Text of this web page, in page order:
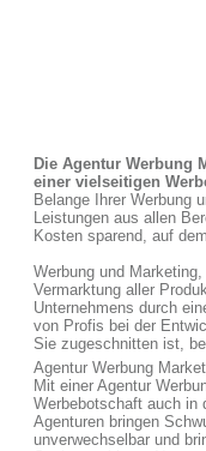
Die Agentur Werbung
einer vielseitigen
Belange Ihrer Werbung
Leistungen aus allen
Kosten sparend, auf
Werbung und
Vermarktung aller
Unternehmens durch
von Profis bei der
Sie zugeschnitten ist,
Agentur Werbung
Mit einer Agentur
Werbebotschaft auch in
Agenturen bringen
unverwechselbar und